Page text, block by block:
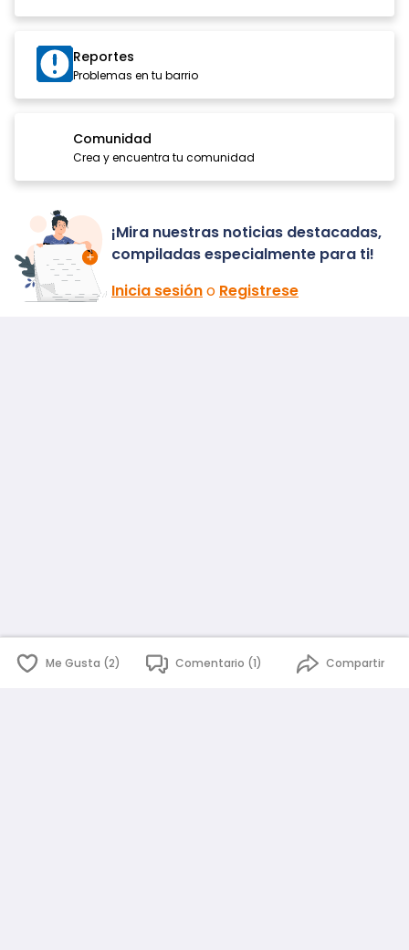
Reportes
Problemas en tu barrio
Comunidad
Crea y encuentra tu comunidad
¡Mira nuestras noticias destacadas,
compiladas especialmente para ti!
Inicia sesióno Registrese
Me Gusta (2) Comentario (1) Compartir